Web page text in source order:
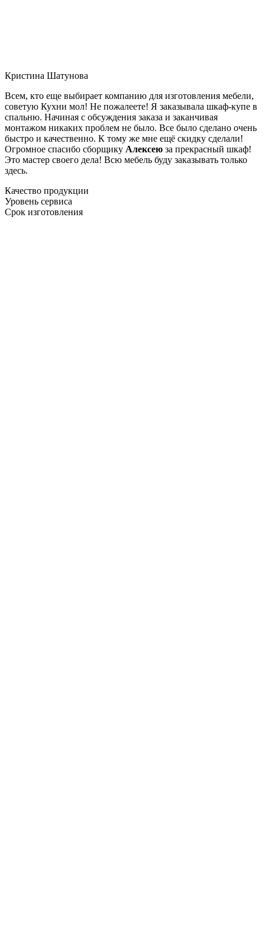
Кристина Шатунова
Всем, кто еще выбирает компанию для изготовления мебели,
советую Кухни мол! Не пожалеете! Я заказывала шкаф-купе в
спальню. Начиная с обсуждения заказа и заканчивая
монтажом никаких проблем не было. Все было сделано очень
быстро и качественно. К тому же мне ещё скидку сделали!
Огромное спасибо сборщику Алексею за прекрасный шкаф!
Это мастер своего дела! Всю мебель буду заказывать только
здесь.
Качество продукции
Уровень сервиса
Срок изготовления